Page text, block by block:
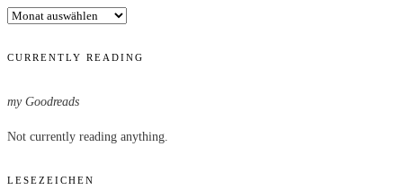
Archiv
CURRENTLY READING
my Goodreads
Not currently reading anything.
LESEZEICHEN